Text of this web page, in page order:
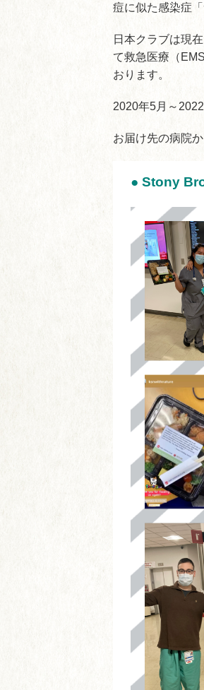
痘に似た感染症
日本クラブは現
て救急医療（
おります。
2020年5月～
お届け先の病院
● Stony